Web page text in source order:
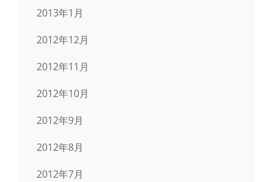
2013年1月
2012年12月
2012年11月
2012年10月
2012年9月
2012年8月
2012年7月